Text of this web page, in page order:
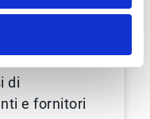
di
di
e fornitori